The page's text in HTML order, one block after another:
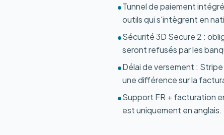
•Tunnel de paiement
outils qui s'intègrent en
•Sécurité 3D Secure 2 :
seront refusés par les
•Délai de versement : Stripe
une différence sur la
•Support FR + facturation
est uniquement en anglais.